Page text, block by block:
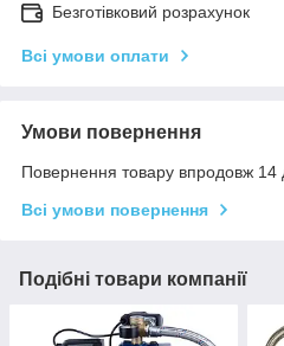
Безготівковий розрахунок
Всі умови оплати
Умови повернення
Повернення товару впродовж 14
Всі умови повернення
Подібні товари компанії